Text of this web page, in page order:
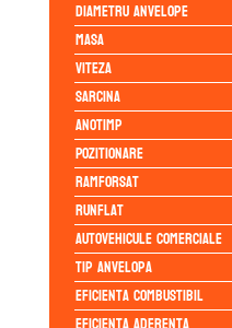
Diametru anvelope
Masa
Viteza
Sarcina
Anotimp
Pozitionare
Ramforsat
Runflat
Autovehicule comerciale
Tip anvelopa
Eficienta Combustibil